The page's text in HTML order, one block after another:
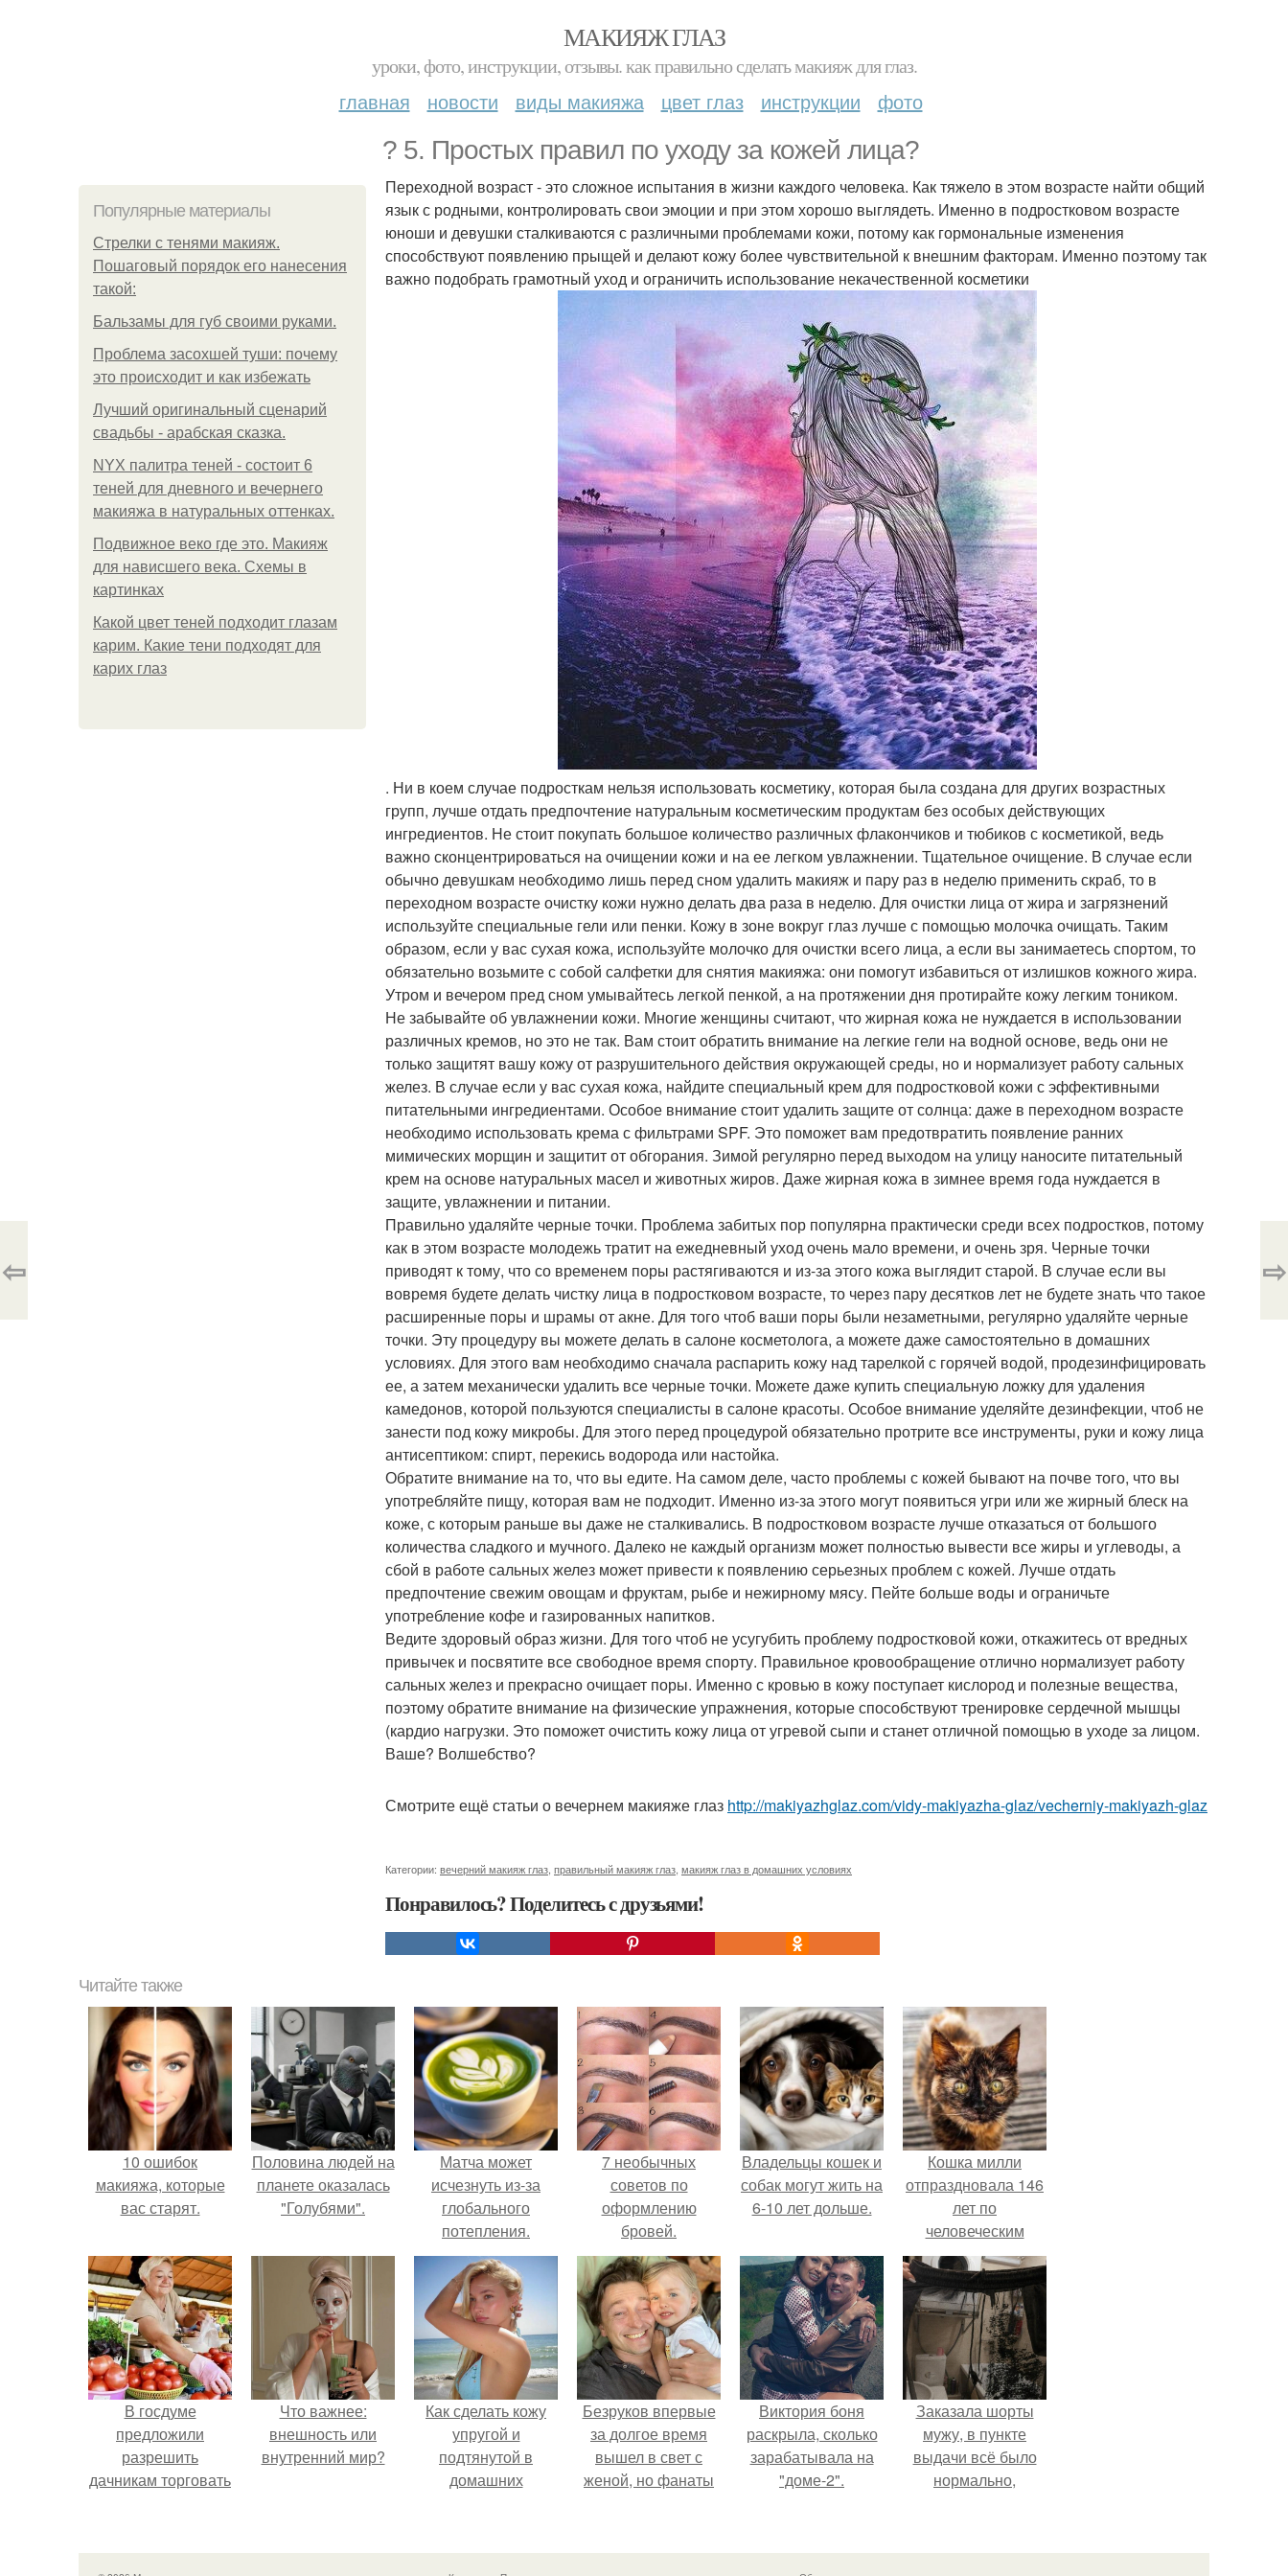
МАКИЯЖ ГЛАЗ
уроки, фото, инструкции, отзывы. как правильно сделать макияж для глаз.
главная новости виды макияжа цвет глаз инструкции фото
? 5. Простых правил по уходу за кожей лица?
Популярные материалы
Стрелки с тенями макияж.
Пошаговый порядок его нанесения
такой:
Бальзамы для губ своими руками.
Проблема засохшей туши: почему
это происходит и как избежать
Лучший оригинальный сценарий
свадьбы - арабская сказка.
NYX палитра теней - состоит 6
теней для дневного и вечернего
макияжа в натуральных оттенках.
Подвижное веко где это. Макияж
для нависшего века. Схемы в
картинках
Какой цвет теней подходит глазам
карим. Какие тени подходят для
карих глаз
Переходной возраст - это сложное испытания в жизни каждого человека. Как тяжело в этом возрасте найти общий
язык с родными, контролировать свои эмоции и при этом хорошо выглядеть. Именно в подростковом возрасте
юноши и девушки сталкиваются с различными проблемами кожи, потому как гормональные изменения
способствуют появлению прыщей и делают кожу более чувствительной к внешним факторам. Именно поэтому так
важно подобрать грамотный уход и ограничить использование некачественной косметики
. Ни в коем случае подросткам нельзя использовать косметику, которая была создана для других возрастных
групп, лучше отдать предпочтение натуральным косметическим продуктам без особых действующих
ингредиентов. Не стоит покупать большое количество различных флакончиков и тюбиков с косметикой, ведь
важно сконцентрироваться на очищении кожи и на ее легком увлажнении. Тщательное очищение. В случае если
обычно девушкам необходимо лишь перед сном удалить макияж и пару раз в неделю применить скраб, то в
переходном возрасте очистку кожи нужно делать два раза в неделю. Для очистки лица от жира и загрязнений
используйте специальные гели или пенки. Кожу в зоне вокруг глаз лучше с помощью молочка очищать. Таким
образом, если у вас сухая кожа, используйте молочко для очистки всего лица, а если вы занимаетесь спортом, то
обязательно возьмите с собой салфетки для снятия макияжа: они помогут избавиться от излишков кожного жира.
Утром и вечером пред сном умывайтесь легкой пенкой, а на протяжении дня протирайте кожу легким тоником.
Не забывайте об увлажнении кожи. Многие женщины считают, что жирная кожа не нуждается в использовании
различных кремов, но это не так. Вам стоит обратить внимание на легкие гели на водной основе, ведь они не
только защитят вашу кожу от разрушительного действия окружающей среды, но и нормализует работу сальных
желез. В случае если у вас сухая кожа, найдите специальный крем для подростковой кожи с эффективными
питательными ингредиентами. Особое внимание стоит удалить защите от солнца: даже в переходном возрасте
необходимо использовать крема с фильтрами SPF. Это поможет вам предотвратить появление ранних
мимических морщин и защитит от обгорания. Зимой регулярно перед выходом на улицу наносите питательный
крем на основе натуральных масел и животных жиров. Даже жирная кожа в зимнее время года нуждается в
защите, увлажнении и питании.
Правильно удаляйте черные точки. Проблема забитых пор популярна практически среди всех подростков, потому
как в этом возрасте молодежь тратит на ежедневный уход очень мало времени, и очень зря. Черные точки
приводят к тому, что со временем поры растягиваются и из-за этого кожа выглядит старой. В случае если вы
вовремя будете делать чистку лица в подростковом возрасте, то через пару десятков лет не будете знать что такое
расширенные поры и шрамы от акне. Для того чтоб ваши поры были незаметными, регулярно удаляйте черные
точки. Эту процедуру вы можете делать в салоне косметолога, а можете даже самостоятельно в домашних
условиях. Для этого вам необходимо сначала распарить кожу над тарелкой с горячей водой, продезинфицировать
ее, а затем механически удалить все черные точки. Можете даже купить специальную ложку для удаления
камедонов, которой пользуются специалисты в салоне красоты. Особое внимание уделяйте дезинфекции, чтоб не
занести под кожу микробы. Для этого перед процедурой обязательно протрите все инструменты, руки и кожу лица
антисептиком: спирт, перекись водорода или настойка.
Обратите внимание на то, что вы едите. На самом деле, часто проблемы с кожей бывают на почве того, что вы
употребляйте пищу, которая вам не подходит. Именно из-за этого могут появиться угри или же жирный блеск на
коже, с которым раньше вы даже не сталкивались. В подростковом возрасте лучше отказаться от большого
количества сладкого и мучного. Далеко не каждый организм может полностью вывести все жиры и углеводы, а
сбой в работе сальных желез может привести к появлению серьезных проблем с кожей. Лучше отдать
предпочтение свежим овощам и фруктам, рыбе и нежирному мясу. Пейте больше воды и ограничьте
употребление кофе и газированных напитков.
Ведите здоровый образ жизни. Для того чтоб не усугубить проблему подростковой кожи, откажитесь от вредных
привычек и посвятите все свободное время спорту. Правильное кровообращение отлично нормализует работу
сальных желез и прекрасно очищает поры. Именно с кровью в кожу поступает кислород и полезные вещества,
поэтому обратите внимание на физические упражнения, которые способствуют тренировке сердечной мышцы
(кардио нагрузки. Это поможет очистить кожу лица от угревой сыпи и станет отличной помощью в уходе за лицом.
Ваше? Волшебство?
Смотрите ещё статьи о вечернем макияже глаз http://makiyazhglaz.com/vidy-makiyazha-glaz/vecherniy-makiyazh-glaz
Категории: вечерний макияж глаз правильный макияж глаз макияж глаз в домашних условиях
Понравилось? Поделитесь с друзьями!
⇦ ⇨
Читайте также
10 ошибок
макияжа, которые
вас старят.
Половина людей на
планете оказалась
"Голубями".
Матча может
исчезнуть из-за
глобального
потепления.
7 необычных
советов по
оформлению
бровей.
Владельцы кошек и
собак могут жить на
6-10 лет дольше.
Кошка милли
отпраздновала 146
лет по
человеческим
Меркам и
претендует на
звание самой
старой в мире.
В госдуме
предложили
разрешить
дачникам торговать
в людных местах.
Что важнее:
внешность или
внутренний мир?
Как сделать кожу
упругой и
подтянутой в
домашних
Безруков впервые
за долгое время
вышел в свет с
женой, но фанаты
Анны: "какая она
Виктория боня
раскрыла, сколько
зарабатывала на
"доме-2".
Заказала шорты
мужу, в пункте
выдачи всё было
нормально,
предвещало беды.